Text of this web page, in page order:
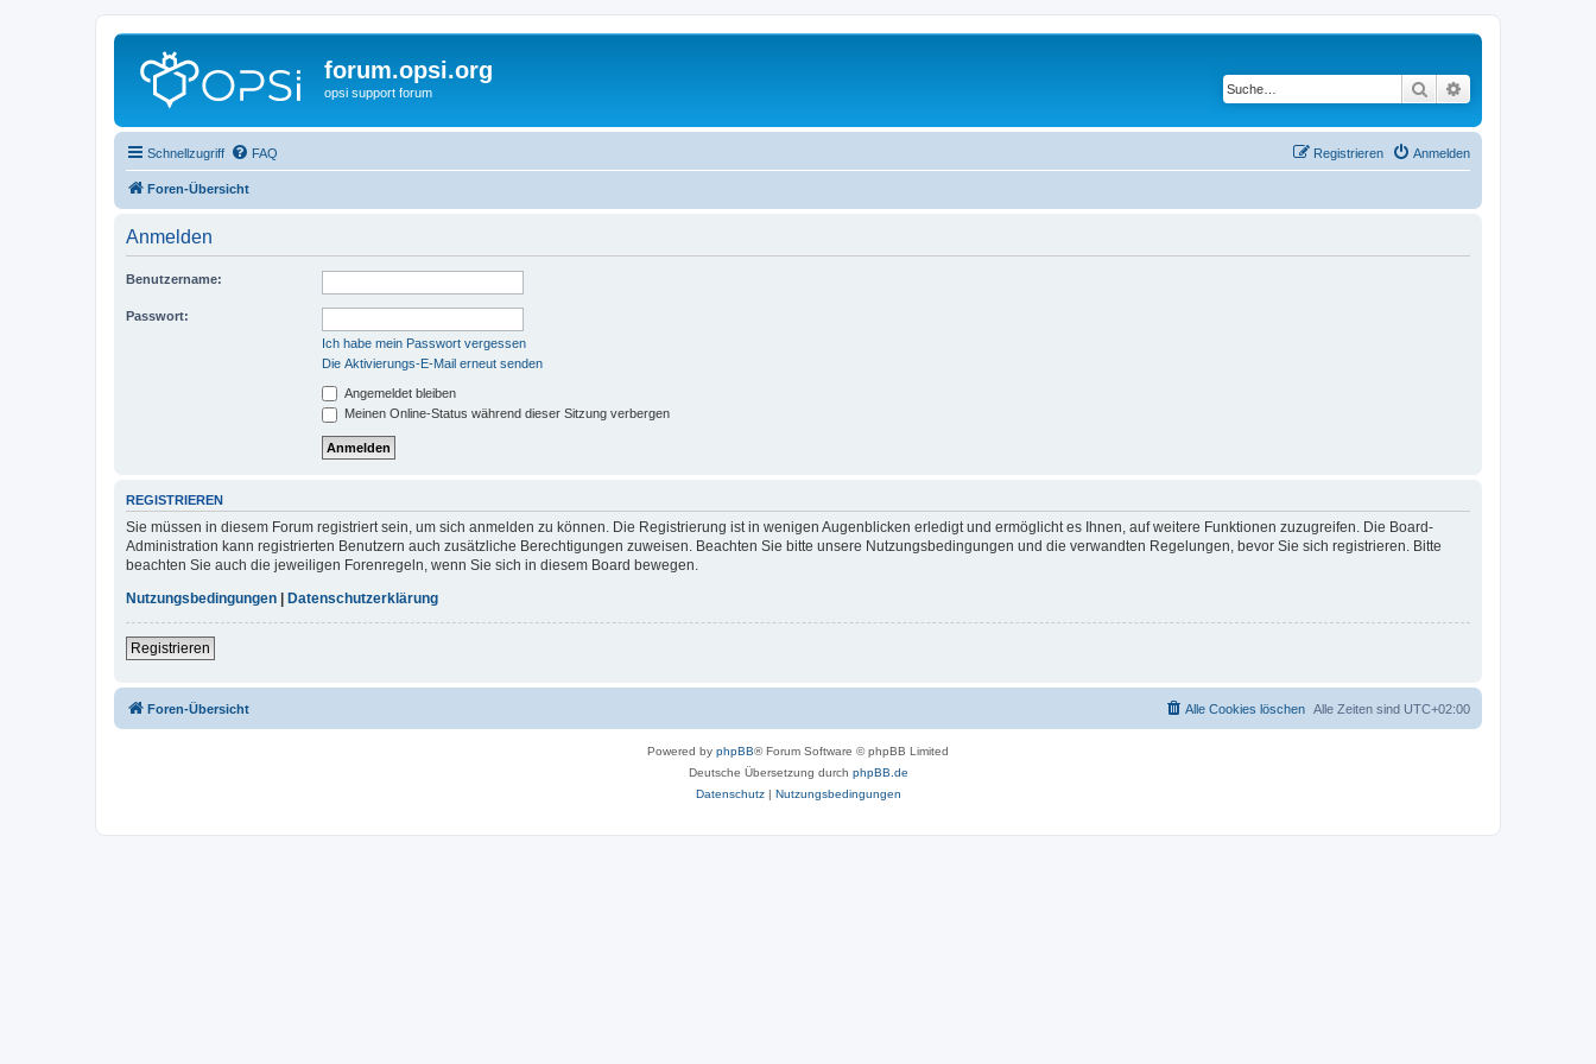
forum.opsi.org
opsi support forum Suche
Schnellzugriff FAQ Anmelden
Registrieren
Foren-Übersicht
Anmelden
Benutzername:
Passwort:
Ich habe mein Passwort vergessen
Die Aktivierungs-E-Mail erneut senden
Angemeldet bleiben
Meinen Online-Status während dieser Sitzung verbergen
REGISTRIEREN
Sie müssen in diesem Forum registriert sein, um sich anmelden zu können. Die Registrierung ist in wenigen Augenblicken erledigt und ermöglicht es Ihnen, auf weitere Funktionen zuzugreifen. Die Board-
Administration kann registrierten Benutzern auch zusätzliche Berechtigungen zuweisen. Beachten Sie bitte unsere Nutzungsbedingungen und die verwandten Regelungen, bevor Sie sich registrieren. Bitte
beachten Sie auch die jeweiligen Forenregeln, wenn Sie sich in diesem Board bewegen.
Nutzungsbedingungen
Datenschutzerklärung
Registrieren
Foren-Übersicht Alle Zeiten sind UTC+02:00
Alle Cookies löschen
Powered by phpBB® Forum Software © phpBB Limited
Deutsche Übersetzung durch phpBB.de
Datenschutz| Nutzungsbedingungen